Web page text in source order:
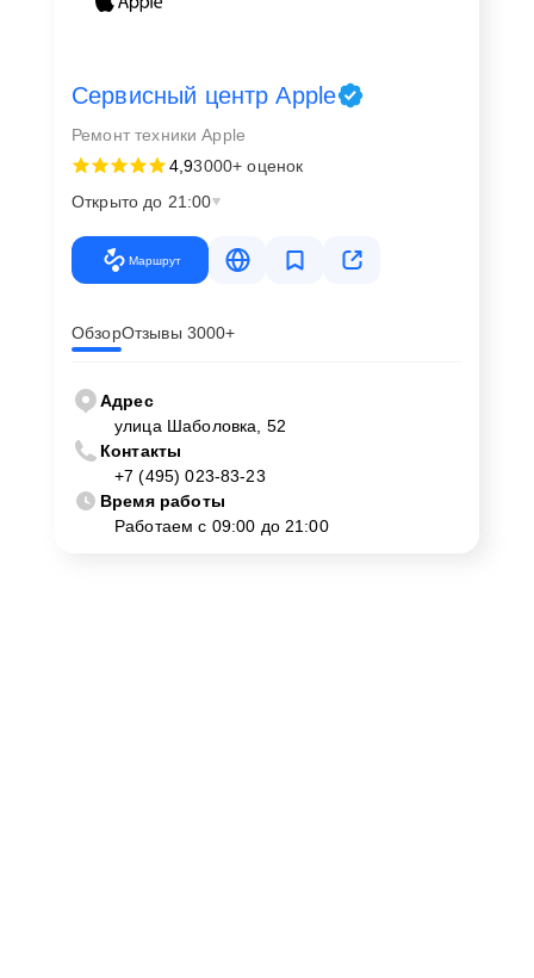
Сервисный центр Apple
Ремонт техники Apple
4,93000+ оценок
Открыто до 21:00
Маршрут
ОбзорОтзывы 3000+
Адрес
улица Шаболовка, 52
Контакты
+7 (495) 023-83-23
Время работы
Работаем с 09:00 до 21:00